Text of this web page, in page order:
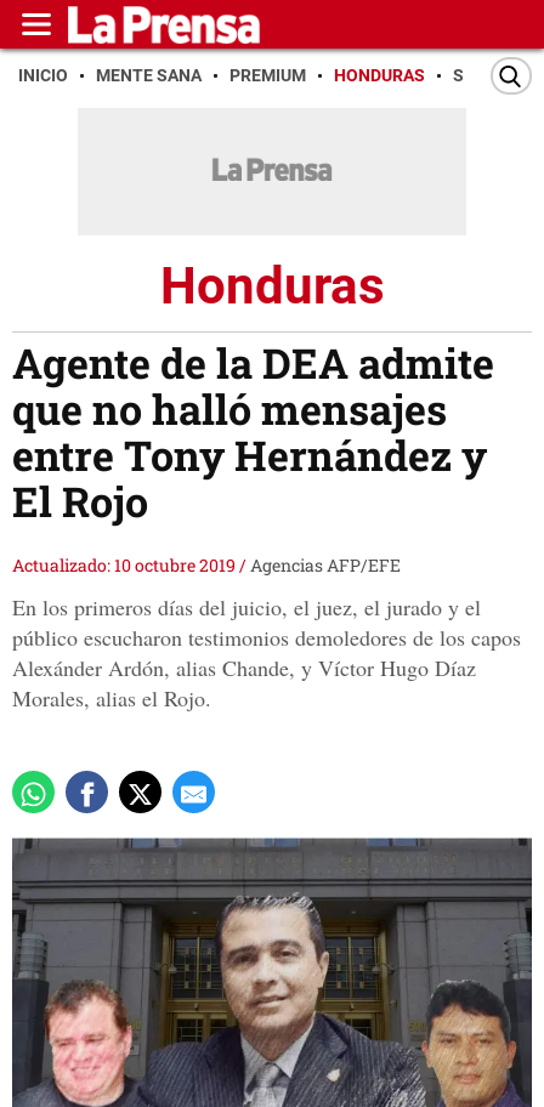
INICIO MENTE SANA PREMIUM HONDURAS SAN PEDRO
Honduras
Agente de la DEA admite
que no halló mensajes
entre Tony Hernández y
El Rojo
Actualizado: 10 octubre 2019 /Agencias AFP/EFE
En los primeros días del juicio, el juez, el jurado y el
público escucharon testimonios demoledores de los capos
Alexánder Ardón, alias Chande, y Víctor Hugo Díaz
Morales, alias el Rojo.